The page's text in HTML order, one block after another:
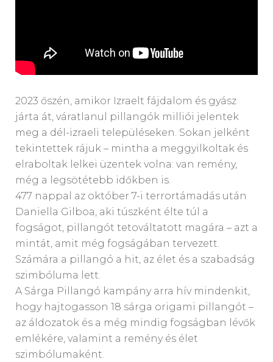
2023 őszén, amikor Izraelt fájdalom és gyász
járta át, váratlanul pillangók milliói jelentek
meg a dél-izraeli településeken. Sokan jelként
tekintettek rájuk – mintha a meggyilkoltak és
elraboltak lelkei üzentek volna: van remény,
még a legsötétebb időkben is.
477 nappal az október 7-i terrortámadás után
Daniella Gilboa, aki túszként élte túl a
fogságot, pillangót tetováltatott magára – azt a
mintát, amit még fogságában tervezett.
Számára a pillangó a hit, az élet és a szabadság
szimbóluma lett.
A Sárga Pillangó kampány arra hív mindenkit,
hogy hajtogasson 18 sárga origami pillangót –
az áldozatok és a még mindig fogságban lévők
emlékére, valamint a remény és élet
szimbólumaként.